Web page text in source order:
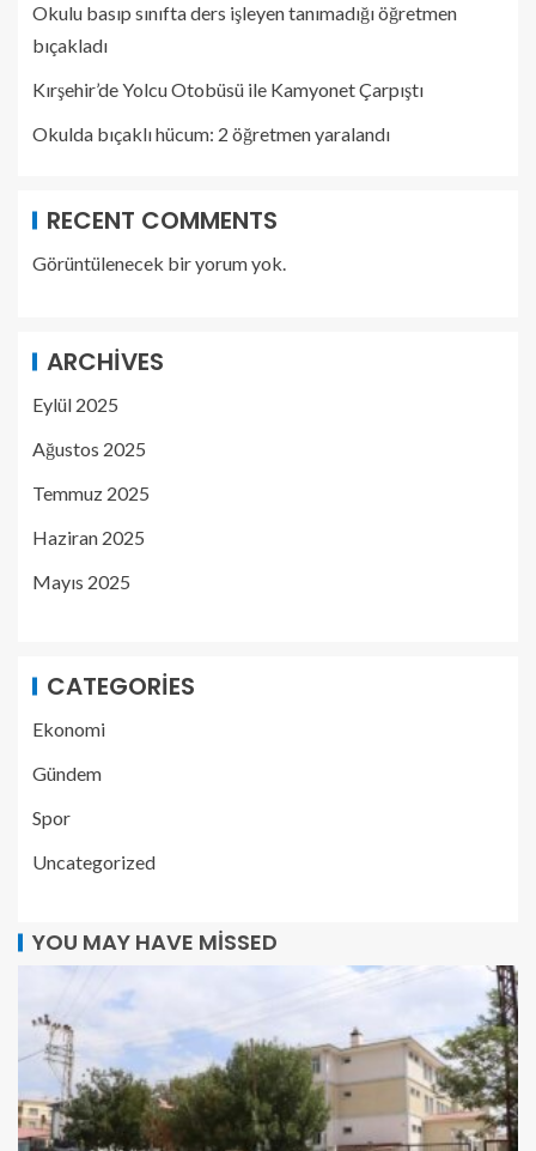
Okulu basıp sınıfta ders işleyen tanımadığı öğretmen
bıçakladı
Kırşehir’de Yolcu Otobüsü ile Kamyonet Çarpıştı
Okulda bıçaklı hücum: 2 öğretmen yaralandı
RECENT COMMENTS
Görüntülenecek bir yorum yok.
ARCHIVES
Eylül 2025
Ağustos 2025
Temmuz 2025
Haziran 2025
Mayıs 2025
CATEGORIES
Ekonomi
Gündem
Spor
Uncategorized
YOU MAY HAVE MISSED